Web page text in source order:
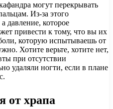
могут перекрывать
Из-за этого
давление, которое
привести к тому, что вы их
которую испытываешь от
Хотите верьте, хотите нет,
при отсутствии
удаляли ногти, если в плане
от храпа